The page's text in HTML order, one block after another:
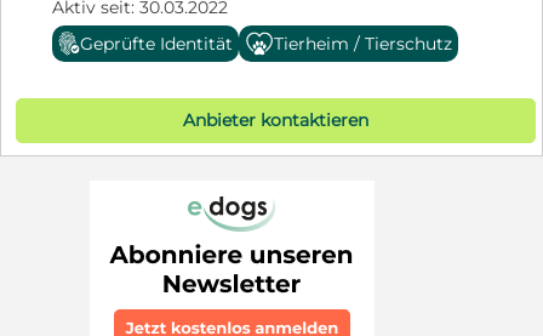
Aktiv seit: 30.03.2022
Geprüfte Identität
Tierheim / Tierschutz
Anbieter kontaktieren